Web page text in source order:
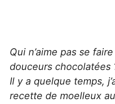
Qui n’aime pas se
douceurs chocolatées
Il y a quelque temps,
recette de moelleux